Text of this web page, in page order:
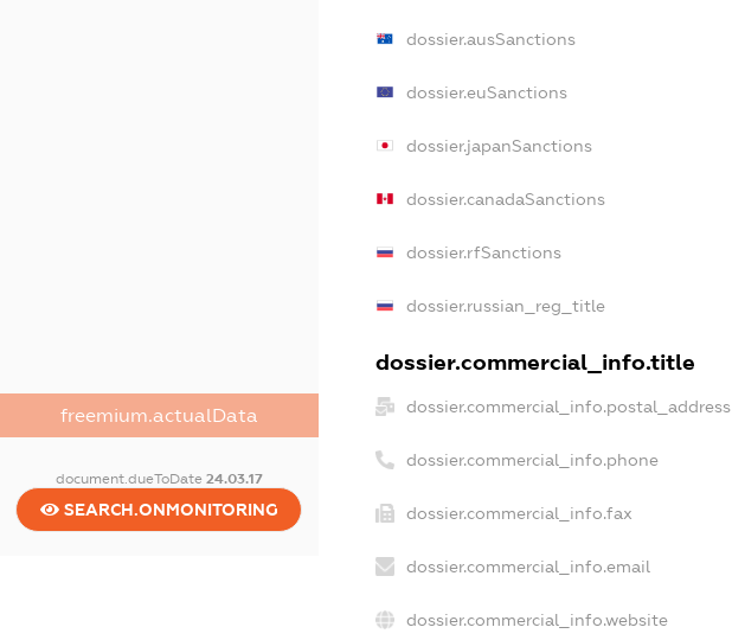
freemium.actualData
document.dueToDate 24.03.17
SEARCH.ONMONITORING
dossier.ausSanctions
dossier.euSanctions
dossier.japanSanctions
dossier.canadaSanctions
dossier.rfSanctions
dossier.russian_reg_title
dossier.commercial_info.title
dossier.commercial_info.postal_address
dossier.commercial_info.phone
dossier.commercial_info.fax
dossier.commercial_info.email
dossier.commercial_info.website